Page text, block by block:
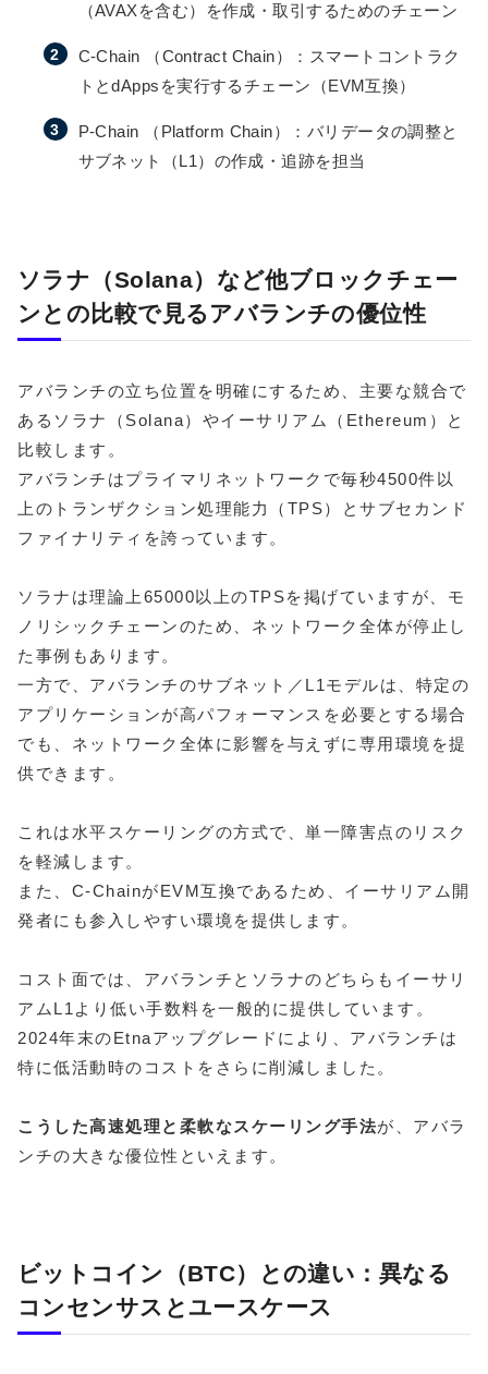
（AVAXを含む）を作成・取引するためのチェーン
C-Chain （Contract Chain）：スマートコントラク
トとdAppsを実行するチェーン（EVM互換）
P-Chain （Platform Chain）：バリデータの調整と
サブネット（L1）の作成・追跡を担当
ソラナ（Solana）など他ブロックチェー
ンとの比較で見るアバランチの優位性
アバランチの立ち位置を明確にするため、主要な競合で
あるソラナ（Solana）やイーサリアム（Ethereum）と
比較します。
アバランチはプライマリネットワークで毎秒4500件以
上のトランザクション処理能力（TPS）とサブセカンド
ファイナリティを誇っています。
ソラナは理論上65000以上のTPSを掲げていますが、モ
ノリシックチェーンのため、ネットワーク全体が停止し
た事例もあります。
一方で、アバランチのサブネット／L1モデルは、特定の
アプリケーションが高パフォーマンスを必要とする場合
でも、ネットワーク全体に影響を与えずに専用環境を提
供できます。
これは水平スケーリングの方式で、単一障害点のリスク
を軽減します。
また、C-ChainがEVM互換であるため、イーサリアム開
発者にも参入しやすい環境を提供します。
コスト面では、アバランチとソラナのどちらもイーサリ
アムL1より低い手数料を一般的に提供しています。
2024年末のEtnaアップグレードにより、アバランチは
特に低活動時のコストをさらに削減しました。
こうした高速処理と柔軟なスケーリング手法が、アバラ
ンチの大きな優位性といえます。
ビットコイン（BTC）との違い：異なる
コンセンサスとユースケース